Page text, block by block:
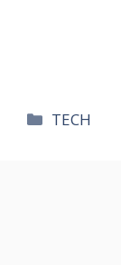
카
TECH